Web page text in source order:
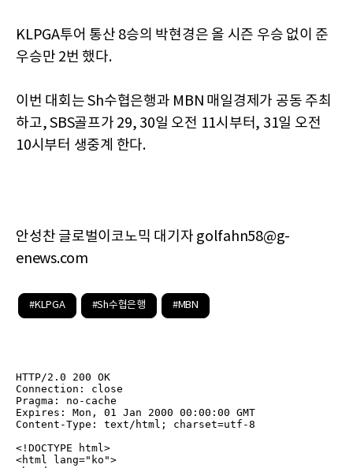
KLPGA투어 통산 8승의 박현경은 올 시즌 우승 없이 준
우승만 2번 했다.
이번 대회는 Sh수협은행과 MBN 매일경제가 공동 주최
하고, SBS골프가 29, 30일 오전 11시부터, 31일 오전
10시부터 생중계 한다.
안성찬 글로벌이코노믹 대기자 golfahn58@g-
enews.com
#KLPGA #Sh수협은행 #MBN